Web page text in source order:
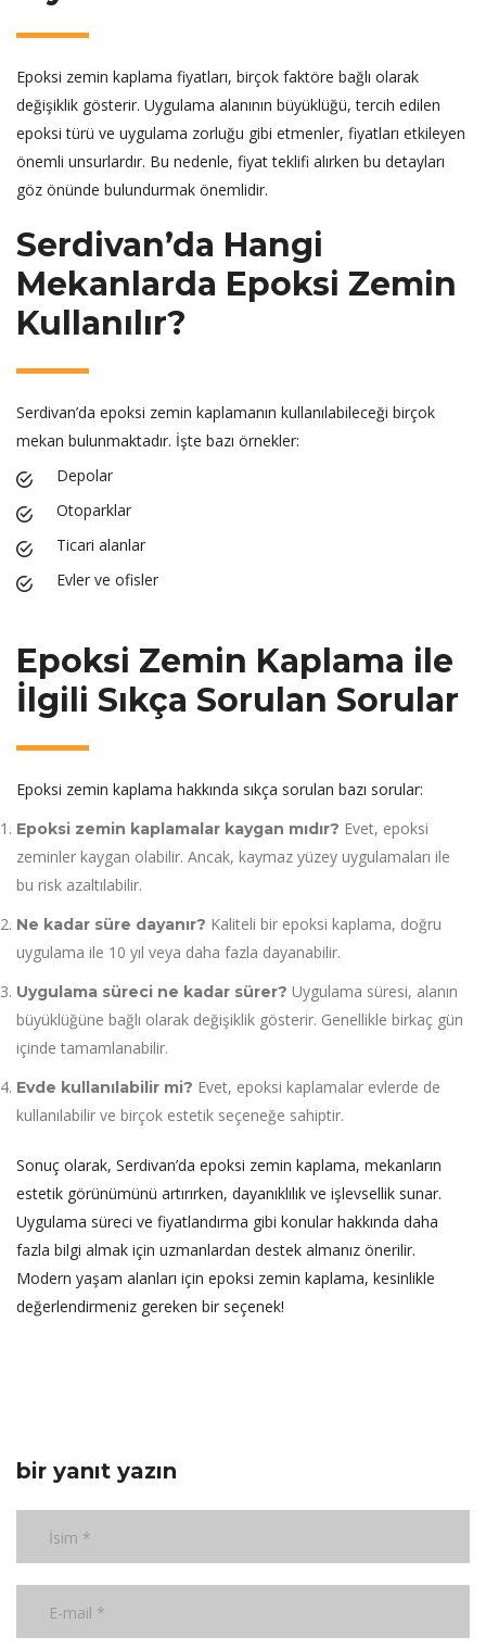
Epoksi zemin kaplama fiyatları, birçok faktöre bağlı olarak
değişiklik gösterir. Uygulama alanının büyüklüğü, tercih edilen
epoksi türü ve uygulama zorluğu gibi etmenler, fiyatları etkileyen
önemli unsurlardır. Bu nedenle, fiyat teklifi alırken bu detayları
göz önünde bulundurmak önemlidir.
Serdivan’da Hangi
Mekanlarda Epoksi Zemin
Kullanılır?
Serdivan’da epoksi zemin kaplamanın kullanılabileceği birçok
mekan bulunmaktadır. İşte bazı örnekler:
Depolar
Otoparklar
Ticari alanlar
Evler ve ofisler
Epoksi Zemin Kaplama ile
İlgili Sıkça Sorulan Sorular
Epoksi zemin kaplama hakkında sıkça sorulan bazı sorular:
Epoksi zemin kaplamalar kaygan mıdır? Evet, epoksi
zeminler kaygan olabilir. Ancak, kaymaz yüzey uygulamaları ile
bu risk azaltılabilir.
Ne kadar süre dayanır? Kaliteli bir epoksi kaplama, doğru
uygulama ile 10 yıl veya daha fazla dayanabilir.
Uygulama süreci ne kadar sürer? Uygulama süresi, alanın
büyüklüğüne bağlı olarak değişiklik gösterir. Genellikle birkaç gün
içinde tamamlanabilir.
Evde kullanılabilir mi? Evet, epoksi kaplamalar evlerde de
kullanılabilir ve birçok estetik seçeneğe sahiptir.
Sonuç olarak, Serdivan’da epoksi zemin kaplama, mekanların
estetik görünümünü artırırken, dayanıklılık ve işlevsellik sunar.
Uygulama süreci ve fiyatlandırma gibi konular hakkında daha
fazla bilgi almak için uzmanlardan destek almanız önerilir.
Modern yaşam alanları için epoksi zemin kaplama, kesinlikle
değerlendirmeniz gereken bir seçenek!
bir yanıt yazın